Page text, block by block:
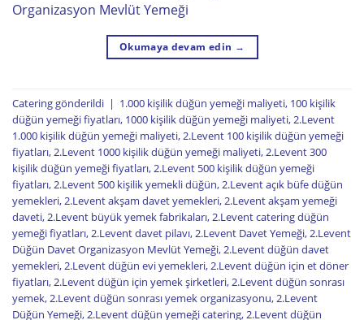
Organizasyon Mevlüt Yemeği
Okumaya devam edin →
Cateringgönderildi | 1.000 kişilik düğün yemeği maliyeti, 100 kişilik
düğün yemeği fiyatları, 1000 kişilik düğün yemeği maliyeti,2.Levent
1.000 kişilik düğün yemeği maliyeti,2.Levent 100 kişilik düğün yemeği
fiyatları,2.Levent 1000 kişilik düğün yemeği maliyeti,2.Levent 300
kişilik düğün yemeği fiyatları,2.Levent 500 kişilik düğün yemeği
fiyatları,2.Levent 500 kişilik yemekli düğün,2.Levent açık büfe düğün
yemekleri,2.Levent akşam davet yemekleri,2.Levent akşam yemeği
daveti,2.Levent büyük yemek fabrikaları,2.Levent catering düğün
yemeği fiyatları,2.Levent davet pilavı,2.Levent Davet Yemeği,2.Levent
Düğün Davet Organizasyon Mevlüt Yemeği,2.Levent düğün davet
yemekleri,2.Levent düğün evi yemekleri,2.Levent düğün için et döner
fiyatları,2.Levent düğün için yemek şirketleri,2.Levent düğün sonrası
yemek,2.Levent düğün sonrası yemek organizasyonu,2.Levent
Düğün Yemeği,2.Levent düğün yemeği catering,2.Levent düğün